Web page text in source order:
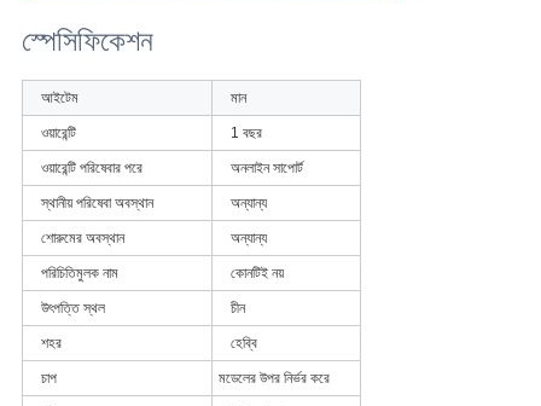
স্পেসিফিকেশন
আইটেম মান
ওয়ারেন্টি 1 বছর
ওয়ারেন্টি পরিষেবার পরে অনলাইন সাপোর্ট
স্থানীয় পরিষেবা অবস্থান অন্যান্য
শোরুমের অবস্থান অন্যান্য
পরিচিতিমুলক নাম কোনটিই নয়
উৎপত্তি স্থল চীন
শহর হেব্বি
চাপ মডেলের উপর নির্ভর করে